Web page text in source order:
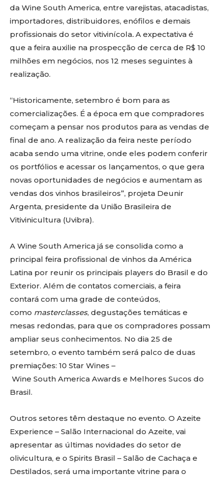
da Wine South America, entre varejistas, atacadistas,
importadores, distribuidores, enófilos e demais
profissionais do setor vitivinícola. A expectativa é
que a feira auxilie na prospecção de cerca de R$ 10
milhões em negócios, nos 12 meses seguintes à
realização.
“Historicamente, setembro é bom para as
comercializações. É a época em que compradores
começam a pensar nos produtos para as vendas de
final de ano. A realização da feira neste período
acaba sendo uma vitrine, onde eles podem conferir
os portfólios e acessar os lançamentos, o que gera
novas oportunidades de negócios e aumentam as
vendas dos vinhos brasileiros”, projeta Deunir
Argenta, presidente da União Brasileira de
Vitivinicultura (Uvibra).
A Wine South America já se consolida como a
principal feira profissional de vinhos da América
Latina por reunir os principais players do Brasil e do
Exterior. Além de contatos comerciais, a feira
contará com uma grade de conteúdos,
como masterclasses, degustações temáticas e
mesas redondas, para que os compradores possam
ampliar seus conhecimentos. No dia 25 de
setembro, o evento também será palco de duas
premiações: 10 Star Wines –
Wine South America Awards e Melhores Sucos do
Brasil.
Outros setores têm destaque no evento. O Azeite
Experience – Salão Internacional do Azeite, vai
apresentar as últimas novidades do setor de
olivicultura, e o Spirits Brasil – Salão de Cachaça e
Destilados, será uma importante vitrine para o